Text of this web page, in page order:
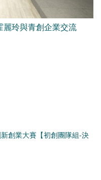
麗玲與青創企業交流
創業大賽【初創團隊組-決